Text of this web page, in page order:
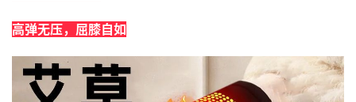
高弹无压，屈膝自如